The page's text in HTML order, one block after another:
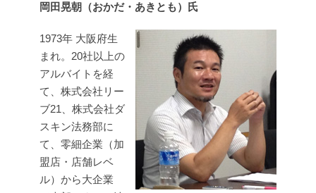
岡田晃朝（おかだ・あきとも）氏
1973年 大阪府生
まれ。20社以上の
アルバイトを経
て、株式会社リー
ブ21、株式会社ダ
スキン法務部に
て、零細企業（加
盟店・店舗レベ
ル）から大企業